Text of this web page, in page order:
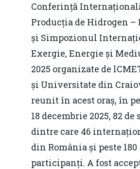
Conferință
Producția de Hidrogen –
și Simpozionul
Exergie, Energie și
2025 organizate de
și Universitate din
reunit în acest oraș, în
18 decembrie 2025, 82 de
dintre care 46
din România și peste 180
participanți. A fost